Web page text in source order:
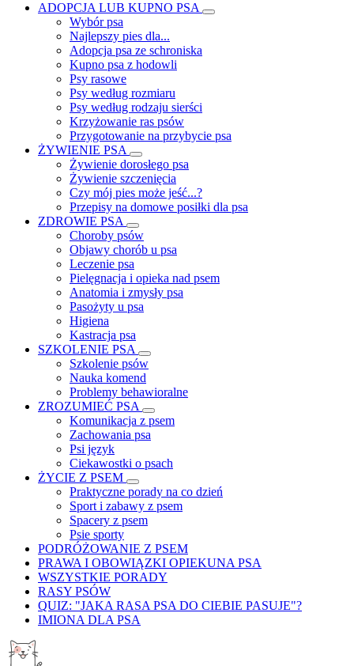
ADOPCJA LUB KUPNO PSA
Wybór psa
Najlepszy pies dla...
Adopcja psa ze schroniska
Kupno psa z hodowli
Psy rasowe
Psy według rozmiaru
Psy według rodzaju sierści
Krzyżowanie ras psów
Przygotowanie na przybycie psa
ŻYWIENIE PSA
Żywienie dorosłego psa
Żywienie szczenięcia
Czy mój pies może jeść...?
Przepisy na domowe posiłki dla psa
ZDROWIE PSA
Choroby psów
Objawy chorób u psa
Leczenie psa
Pielęgnacja i opieka nad psem
Anatomia i zmysły psa
Pasożyty u psa
Higiena
Kastracja psa
SZKOLENIE PSA
Szkolenie psów
Nauka komend
Problemy behawioralne
ZROZUMIEĆ PSA
Komunikacja z psem
Zachowania psa
Psi język
Ciekawostki o psach
ŻYCIE Z PSEM
Praktyczne porady na co dzień
Sport i zabawy z psem
Spacery z psem
Psie sporty
PODRÓŻOWANIE Z PSEM
PRAWA I OBOWIĄZKI OPIEKUNA PSA
WSZYSTKIE PORADY
RASY PSÓW
QUIZ: "JAKA RASA PSA DO CIEBIE PASUJE"?
IMIONA DLA PSA